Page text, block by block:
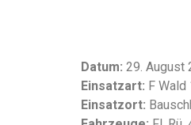
Datum: 29. August
Einsatzart: F Wald
Einsatzort: